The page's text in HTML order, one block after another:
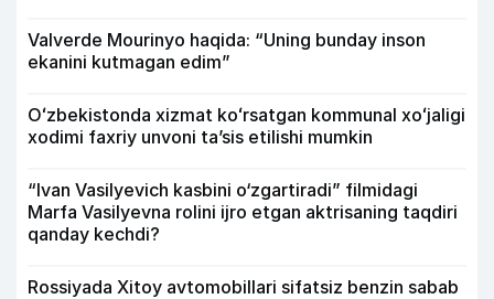
Valverde Mourinyo haqida: “Uning bunday inson
ekanini kutmagan edim”
Oʻzbekistonda xizmat koʻrsatgan kommunal xoʻjaligi
xodimi faxriy unvoni taʼsis etilishi mumkin
“Ivan Vasilyevich kasbini o‘zgartiradi” filmidagi
Marfa Vasilyevna rolini ijro etgan aktrisaning taqdiri
qanday kechdi?
Rossiyada Xitoy avtomobillari sifatsiz benzin sabab